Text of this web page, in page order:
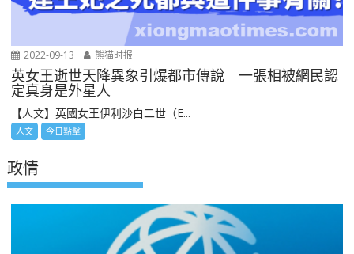
2022-09-13 熊猫时报
英女王逝世天降異象引爆都市傳說 一張相被網民認
定真身是外星人
【人文】英國女王伊利沙白二世（E...
人文 今日點擊
政情